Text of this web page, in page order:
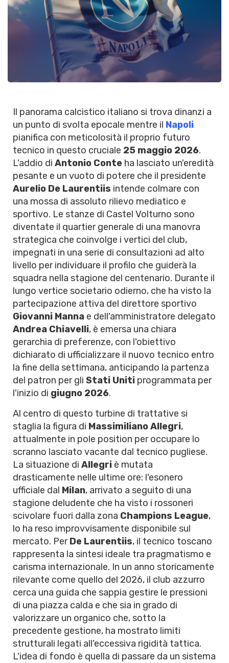
Il panorama calcistico italiano si trova dinanzi a
un punto di svolta epocale mentre il Napoli
pianifica con meticolosità il proprio futuro
tecnico in questo cruciale 25 maggio 2026.
L'addio di Antonio Conte ha lasciato un'eredità
pesante e un vuoto di potere che il presidente
Aurelio De Laurentiis intende colmare con
una mossa di assoluto rilievo mediatico e
sportivo. Le stanze di Castel Volturno sono
diventate il quartier generale di una manovra
strategica che coinvolge i vertici del club,
impegnati in una serie di consultazioni ad alto
livello per individuare il profilo che guiderà la
squadra nella stagione del centenario. Durante il
lungo vertice societario odierno, che ha visto la
partecipazione attiva del direttore sportivo
Giovanni Manna e dell'amministratore delegato
Andrea Chiavelli, è emersa una chiara
gerarchia di preferenze, con l'obiettivo
dichiarato di ufficializzare il nuovo tecnico entro
la fine della settimana, anticipando la partenza
del patron per gli Stati Uniti programmata per
l'inizio di giugno 2026.
Al centro di questo turbine di trattative si
staglia la figura di Massimiliano Allegri,
attualmente in pole position per occupare lo
scranno lasciato vacante dal tecnico pugliese.
La situazione di Allegri è mutata
drasticamente nelle ultime ore: l'esonero
ufficiale dal Milan, arrivato a seguito di una
stagione deludente che ha visto i rossoneri
scivolare fuori dalla zona Champions League,
lo ha reso improvvisamente disponibile sul
mercato. PerDe Laurentiis, il tecnico toscano
rappresenta la sintesi ideale tra pragmatismo e
carisma internazionale. In un anno storicamente
rilevante come quello del 2026, il club azzurro
cerca una guida che sappia gestire le pressioni
di una piazza calda e che sia in grado di
valorizzare un organico che, sotto la
precedente gestione, ha mostrato limiti
strutturali legati all'eccessiva rigidità tattica.
L'idea di fondo è quella di passare da un sistema